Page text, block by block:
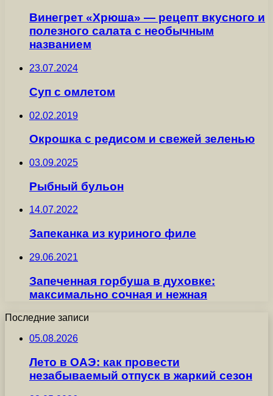
Винегрет «Хрюша» — рецепт вкусного и
полезного салата с необычным
названием
23.07.2024
Суп с омлетом
02.02.2019
Окрошка с редисом и свежей зеленью
03.09.2025
Рыбный бульон
14.07.2022
Запеканка из куриного филе
29.06.2021
Запеченная горбуша в духовке:
максимально сочная и нежная
Последние записи
05.08.2026
Лето в ОАЭ: как провести
незабываемый отпуск в жаркий сезон